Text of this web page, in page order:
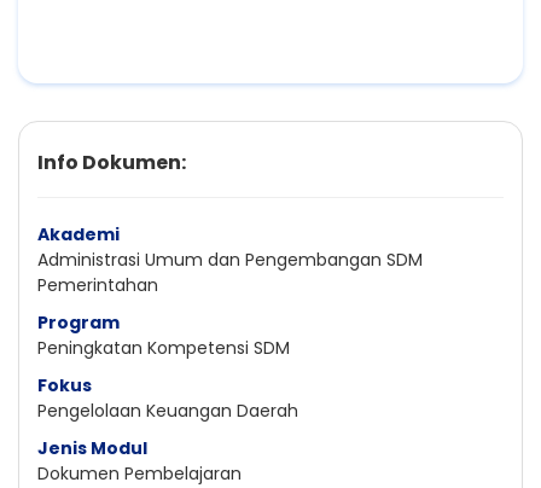
Info Dokumen:
Akademi
Administrasi Umum dan Pengembangan SDM
Pemerintahan
Program
Peningkatan Kompetensi SDM
Fokus
Pengelolaan Keuangan Daerah
Jenis Modul
Dokumen Pembelajaran